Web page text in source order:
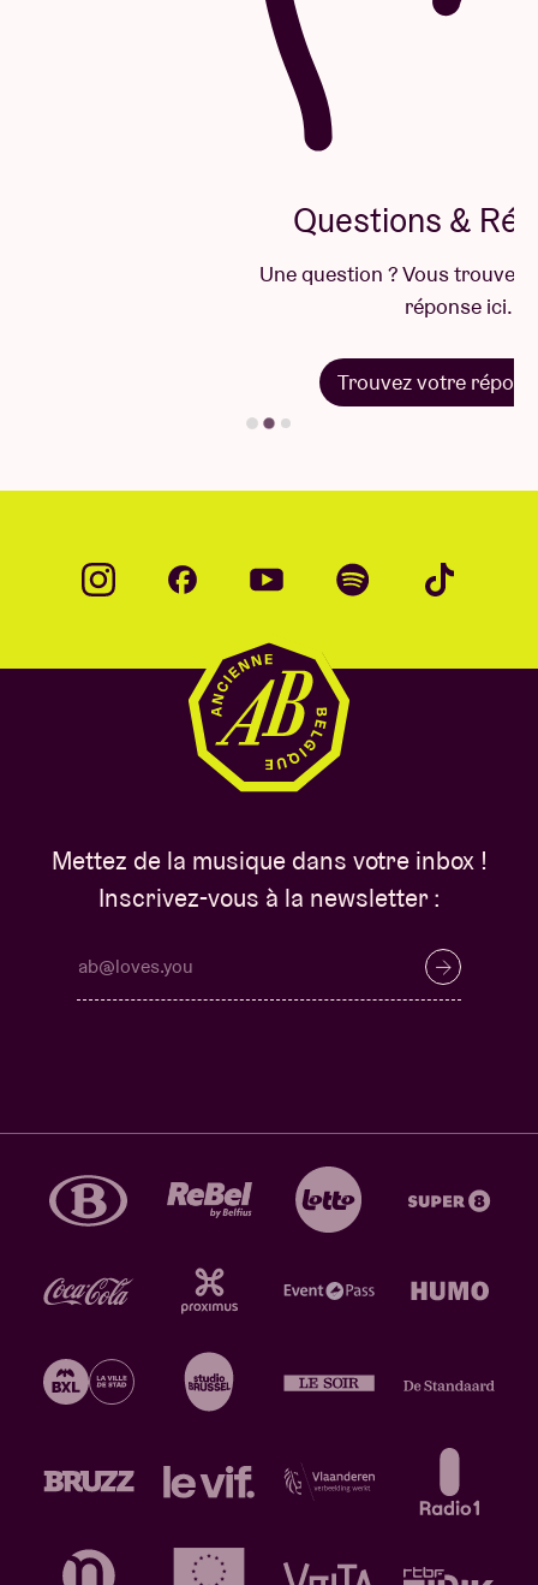
Questions & Réponses
Une question ? Vous trouverez sûrement la
Trouvez votre réponse
Mettez de la musique dans votre inbox !
Inscrivez-vous à la newsletter :